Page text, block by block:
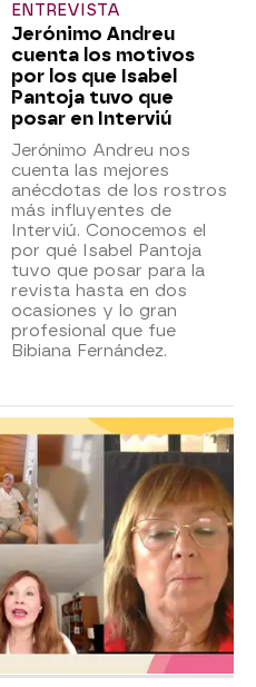
ENTREVISTA
Jerónimo Andreu
cuenta los motivos
por los que Isabel
Pantoja tuvo que
posar en Interviú
Jerónimo Andreu nos
cuenta las mejores
anécdotas de los rostros
más influyentes de
Interviú. Conocemos el
por qué Isabel Pantoja
tuvo que posar para la
revista hasta en dos
ocasiones y lo gran
profesional que fue
Bibiana Fernández.